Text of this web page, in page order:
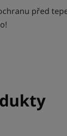
před